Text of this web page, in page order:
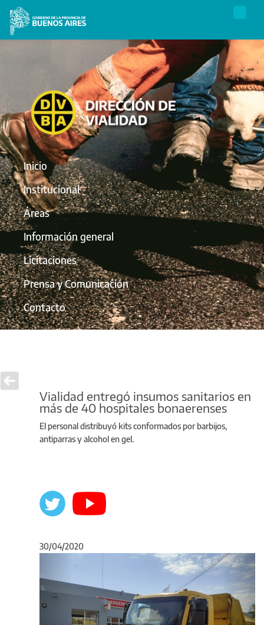
Inicio
Institucional
Áreas
Información general
Licitaciones
Prensa y Comunicación
Contacto
Vialidad entregó insumos sanitarios en
más de 40 hospitales bonaerenses
El personal distribuyó kits conformados por barbijos,
antiparras y alcohol en gel.
30/04/2020